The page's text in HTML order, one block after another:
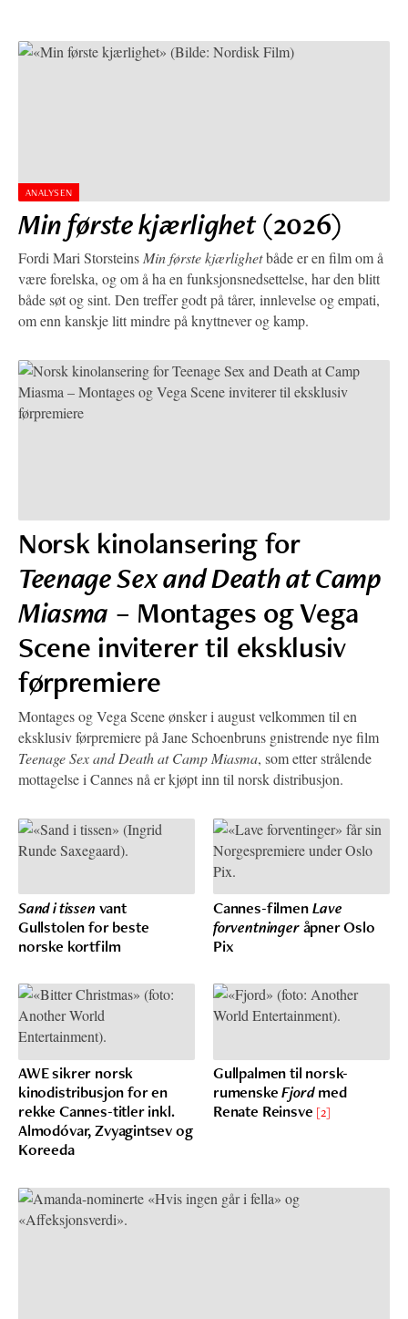
ANALYSEN
Min første kjærlighet(2026)
Fordi Mari StorsteinsMin første kjærlighetbåde er en film om å
være forelska, og om å ha en funksjonsnedsettelse, har den blitt
både søt og sint. Den treffer godt på tårer, innlevelse og empati,
om enn kanskje litt mindre på knyttnever og kamp.
Norsk kinolansering for
Teenage Sex and Death at Camp
Miasma – Montages og Vega
Scene inviterer til eksklusiv
førpremiere
Montages og Vega Scene ønsker i august velkommen til en
eksklusiv førpremiere på Jane Schoenbruns gnistrende nye film
Teenage Sex and Death at Camp Miasma, som etter strålende
mottagelse i Cannes nå er kjøpt inn til norsk distribusjon.
Sand i tissen vant
Gullstolen for beste
norske kortfilm
Cannes-filmenLave
forventningeråpner Oslo
Pix
AWE sikrer norsk
kinodistribusjon for en
rekke Cannes-titler inkl.
Almodóvar, Zvyagintsev og
Koreeda
Gullpalmen til norsk-
rumenskeFjordmed
Renate Reinsve [2]